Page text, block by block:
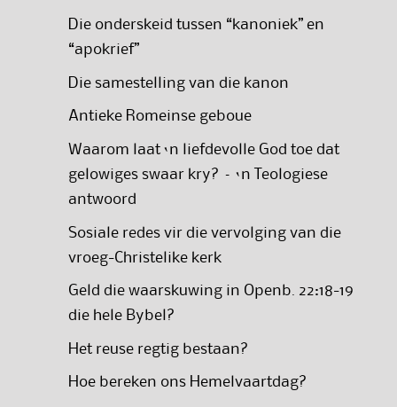
Die onderskeid tussen “kanoniek” en
“apokrief”
Die samestelling van die kanon
Antieke Romeinse geboue
Waarom laat ‘n liefdevolle God toe dat
gelowiges swaar kry? – ‘n Teologiese
antwoord
Sosiale redes vir die vervolging van die
vroeg-Christelike kerk
Geld die waarskuwing in Openb. 22:18-19
die hele Bybel?
Het reuse regtig bestaan?
Hoe bereken ons Hemelvaartdag?